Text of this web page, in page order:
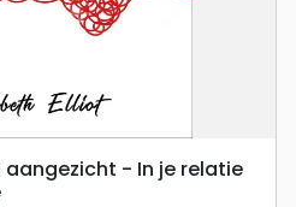
aangezicht - In je relatie